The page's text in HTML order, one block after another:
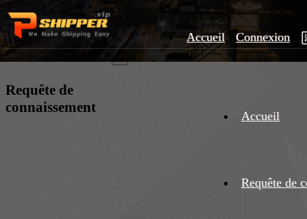
Accueil Connexion
Accueil
Requête de
Requête de
connaissement